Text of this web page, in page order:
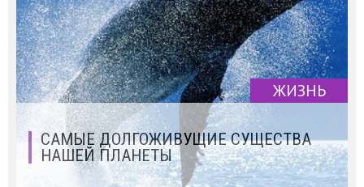
ЖИЗНЬ
САМЫЕ ДОЛГОЖИВУЩИЕ СУЩЕСТВА
НАШЕЙ ПЛАНЕТЫ